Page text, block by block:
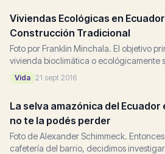
Viviendas Ecológicas en
Construcción Tradicional
Foto por Franklin Minchala. El objetivo
vivienda bioclimática o ecológicamente
impacto de la construcción en el medio
Vida 21 sept 2016
La selva amazónica del
no te la podés perder
Foto de Alexander Schimmeck.
cafetería del barrio, decidimos